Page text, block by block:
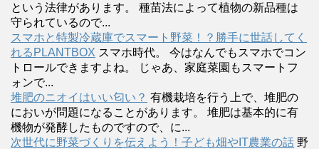
という法律があります。 種苗法によって植物の新品種は
守られているので...
スマホと特製冷蔵庫でスマート野菜！？勝手に世話してく
れるPLANTBOX スマホ時代。 今はなんでもスマホでコン
トロールできますよね。 じゃあ、家庭菜園もスマートフ
ォンで...
堆肥のニオイはいい匂い？ 有機栽培を行う上で、堆肥の
においが問題になることがあります。 堆肥は基本的に有
機物が発酵したものですので、に...
次世代に野菜づくりを伝えよう！子ども畑やIT農業の話 野